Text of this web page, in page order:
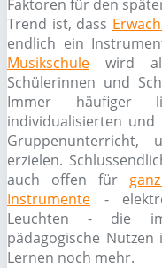
Faktoren für den
Trend ist, dass
endlich ein
Musikschule wird
Schülerinnen und
Immer häufiger
individualisierten
erzielen.
auch offen für
Instrumente -
Leuchten - die
pädagogische
Lernen noch mehr.